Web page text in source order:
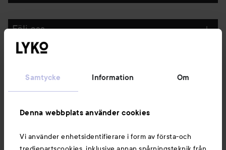
Samtycke Information Om
Denna webbplats använder cookies
Vi använder enhetsidentifierare i form av första-och
Följ oss
Du kanske också gillar